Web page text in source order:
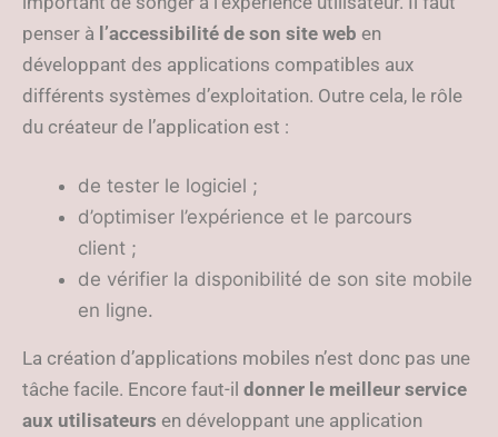
penser à l’accessibilité de son site web en
développant des applications compatibles aux
différents systèmes d’exploitation. Outre cela, le rôle
du créateur de l’application est :
de tester le logiciel ;
d’optimiser l’expérience et le parcours
client ;
de vérifier la disponibilité de son site mobile
en ligne.
La création d’applications mobiles n’est donc pas une
tâche facile. Encore faut-il donner le meilleur service
aux utilisateurs en développant une application